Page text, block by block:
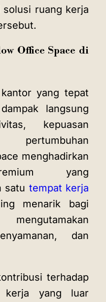
ruang kerja
Office Space di
yang tepat
langsung
kepuasan
menghadirkan
yang
satu tempat kerja
menarik bagi
dan
terhadap
kerja yang luar